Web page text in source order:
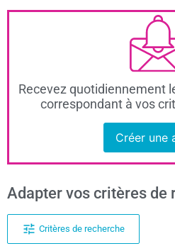
Recevez quotidiennement
correspondant à vos
Créer une
Adapter vos critères de
Critères de recherche